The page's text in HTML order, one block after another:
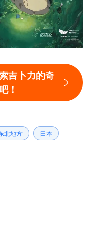
吉卜力的奇
！
北地方 日本